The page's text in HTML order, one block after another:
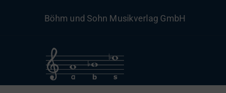
Böhm und Sohn Musikverlag GmbH